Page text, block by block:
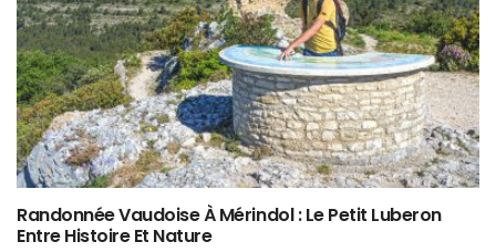
Randonnée Vaudoise À Mérindol : Le Petit Luberon
Entre Histoire Et Nature